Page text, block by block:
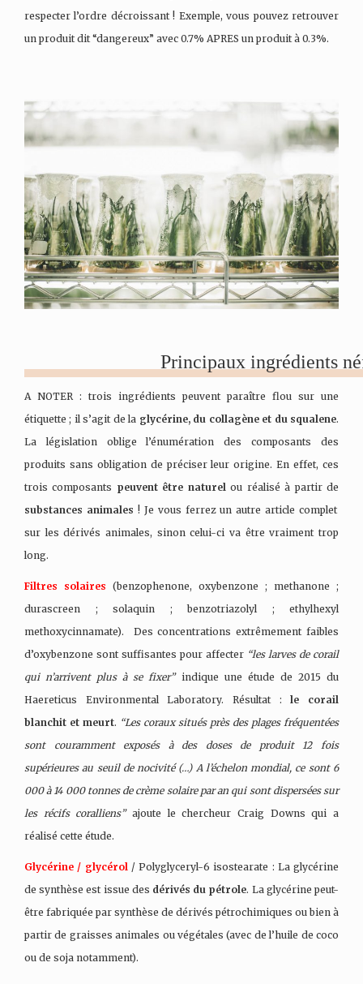
respecter l’ordre décroissant ! Exemple, vous pouvez retrouver
un produit dit “dangereux” avec 0.7% APRES un produit à 0.3%.
Principaux ingrédients
A NOTER : trois ingrédients peuvent paraître flou sur une
étiquette ; il s’agit de la glycérine, du collagène et du squalene.
La législation oblige l’énumération des composants des
produits sans obligation de préciser leur origine. En effet, ces
trois composants peuvent être naturelou réalisé à partir de
substances animales ! Je vous ferrez un autre article complet
sur les dérivés animales, sinon celui-ci va être vraiment trop
long.
Filtres solaires (benzophenone, oxybenzone ; methanone ;
durascreen ; solaquin ; benzotriazolyl ; ethylhexyl
methoxycinnamate). Des concentrations extrêmement faibles
d’oxybenzone sont suffisantes pour affecter “les larves de corail
qui n’arrivent plus à se fixer”indique une étude de 2015 du
Haereticus Environmental Laboratory. Résultat :le corail
blanchit et meurt. “Les coraux situés près des plages fréquentées
sont couramment exposés à des doses de produit 12 fois
supérieures au seuil de nocivité (…) A l’échelon mondial, ce sont 6
000 à 14 000 tonnes de crème solaire par an qui sont dispersées sur
les récifs coralliens”ajoute le chercheur Craig Downs qui a
réalisé cette étude.
Glycérine / glycérol/ Polyglyceryl-6 isostearate : La glycérine
de synthèse est issue des dérivés du pétrole. La glycérine peut-
être fabriquée par synthèse de dérivés pétrochimiques ou bien à
partir de graisses animales ou végétales (avec de l’huile de coco
ou de soja notamment).